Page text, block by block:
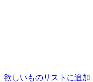
欲しいものリストに追加